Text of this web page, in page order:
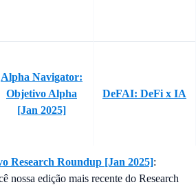
Alpha Navigator:
Objetivo Alpha
[Jan 2025]
DeFAI: DeFi x IA
Research Roundup [Jan 2025]:
nossa edição mais recente do Research